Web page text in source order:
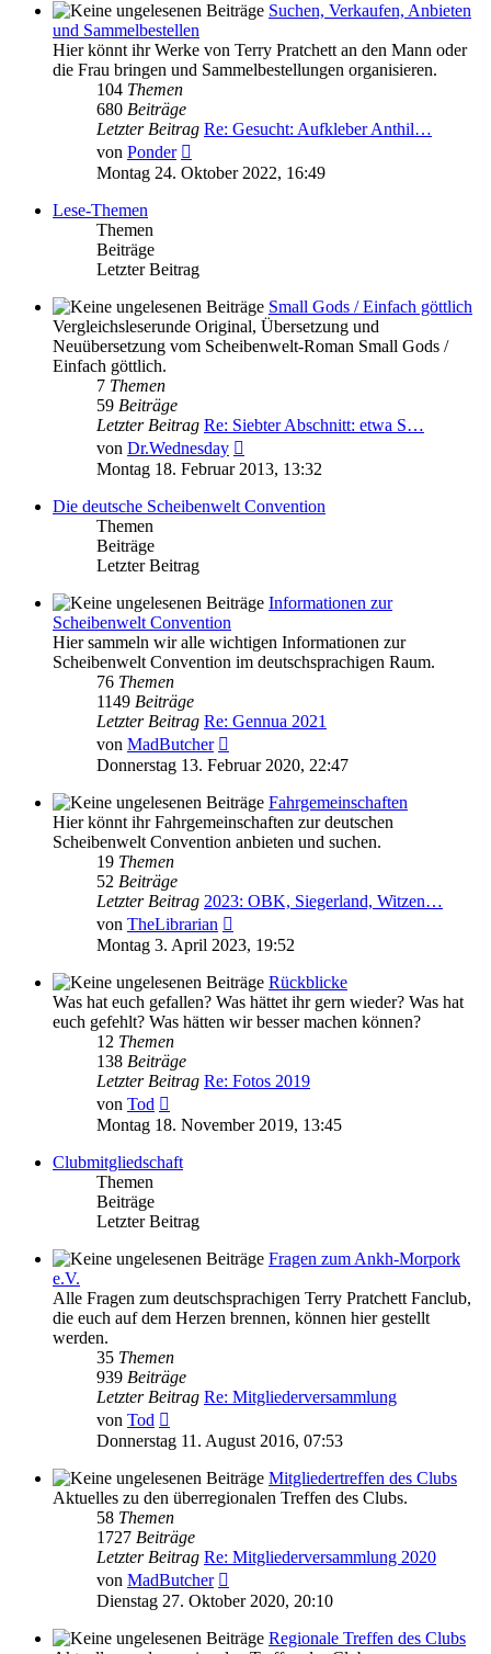
Suchen, Verkaufen, Anbieten
und Sammelbestellen
Hier könnt ihr Werke von Terry Pratchett an den Mann oder
die Frau bringen und Sammelbestellungen organisieren.
104 Themen
680 Beiträge
Letzter Beitrag Re: Gesucht: Aufkleber Anthil…
von Ponder
Beitrag
Montag 24. Oktober 2022, 16:49
Lese-Themen
Themen
Beiträge
Letzter Beitrag
Small Gods / Einfach göttlich
Vergleichsleserunde Original, Übersetzung und
Neuübersetzung vom Scheibenwelt-Roman Small Gods /
Einfach göttlich.
7 Themen
59 Beiträge
Letzter Beitrag Re: Siebter Abschnitt: etwa S…
von Dr.Wednesday
Beitrag
Montag 18. Februar 2013, 13:32
Die deutsche Scheibenwelt Convention
Themen
Beiträge
Letzter Beitrag
Informationen zur
Scheibenwelt Convention
Hier sammeln wir alle wichtigen Informationen zur
Scheibenwelt Convention im deutschsprachigen Raum.
76 Themen
1149 Beiträge
Letzter Beitrag Re: Gennua 2021
von MadButcher
Beitrag
Donnerstag 13. Februar 2020, 22:47
Fahrgemeinschaften
Hier könnt ihr Fahrgemeinschaften zur deutschen
Scheibenwelt Convention anbieten und suchen.
19 Themen
52 Beiträge
Letzter Beitrag 2023: OBK, Siegerland, Witzen…
von TheLibrarian
Beitrag
Montag 3. April 2023, 19:52
Rückblicke
Was hat euch gefallen? Was hättet ihr gern wieder? Was hat
euch gefehlt? Was hätten wir besser machen können?
12 Themen
138 Beiträge
Letzter Beitrag Re: Fotos 2019
von Tod
Beitrag
Montag 18. November 2019, 13:45
Clubmitgliedschaft
Themen
Beiträge
Letzter Beitrag
Fragen zum Ankh-Morpork
e.V.
Alle Fragen zum deutschsprachigen Terry Pratchett Fanclub,
die euch auf dem Herzen brennen, können hier gestellt
werden.
35 Themen
939 Beiträge
Letzter Beitrag Re: Mitgliederversammlung
von Tod
Beitrag
Donnerstag 11. August 2016, 07:53
Mitgliedertreffen des Clubs
Aktuelles zu den überregionalen Treffen des Clubs.
58 Themen
1727 Beiträge
Letzter Beitrag Re: Mitgliederversammlung 2020
von MadButcher
Beitrag
Dienstag 27. Oktober 2020, 20:10
Regionale Treffen des Clubs